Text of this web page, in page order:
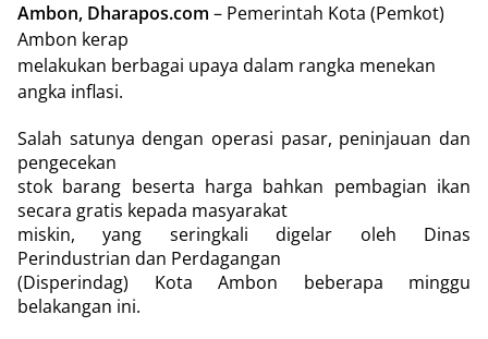
Ambon, Dharapos.com – Pemerintah Kota (Pemkot)
Ambon kerap
melakukan berbagai upaya dalam rangka menekan
angka inflasi.
Salah satunya dengan operasi pasar, peninjauan dan
pengecekan
stok barang beserta harga bahkan pembagian ikan
secara gratis kepada masyarakat
miskin, yang seringkali digelar oleh Dinas
Perindustrian dan Perdagangan
(Disperindag) Kota Ambon beberapa minggu
belakangan ini.